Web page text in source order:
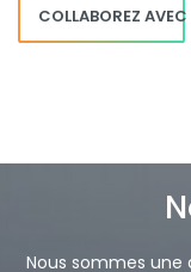
COLLABOREZ
Nous sommes une